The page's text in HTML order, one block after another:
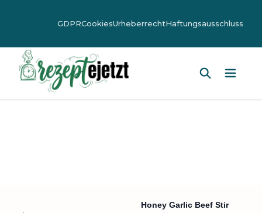
GDPRCookiesUrheberrechtHaftungsausschluss
Honey Garlic Beef Stir